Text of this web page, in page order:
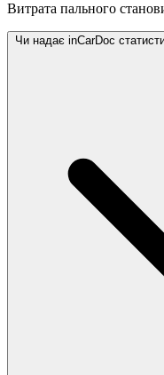
Витрата пального
Чи надає inCarDoc